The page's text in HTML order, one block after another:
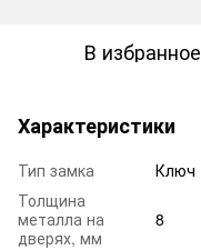
В избранное
Характеристики
Тип замка
Ключ
Толщина
металла на
дверях, мм
8